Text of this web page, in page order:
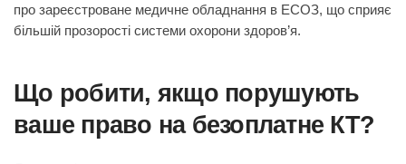
про зареєстроване медичне обладнання в ЕСОЗ, що сприяє
більшій прозорості системи охорони здоров’я.
Що робити, якщо порушують
ваше право на безоплатне КТ?